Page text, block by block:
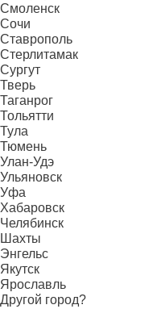
Смоленск
Сочи
Ставрополь
Стерлитамак
Сургут
Тверь
Таганрог
Тольятти
Тула
Тюмень
Улан-Удэ
Ульяновск
Уфа
Хабаровск
Челябинск
Шахты
Энгельс
Якутск
Ярославль
Другой город?